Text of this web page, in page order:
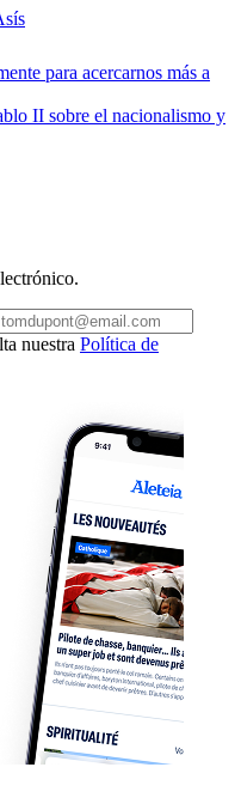
para acercarnos más a
II sobre el nacionalismo y
nuestra Política de